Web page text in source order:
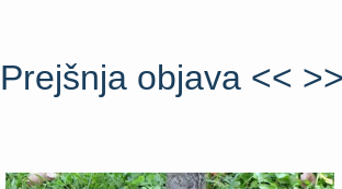
Prejšnja objava <<